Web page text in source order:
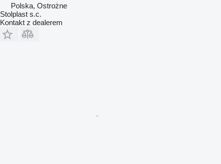
Polska, Ostrożne
Stolplast s.c.
Kontakt z dealerem